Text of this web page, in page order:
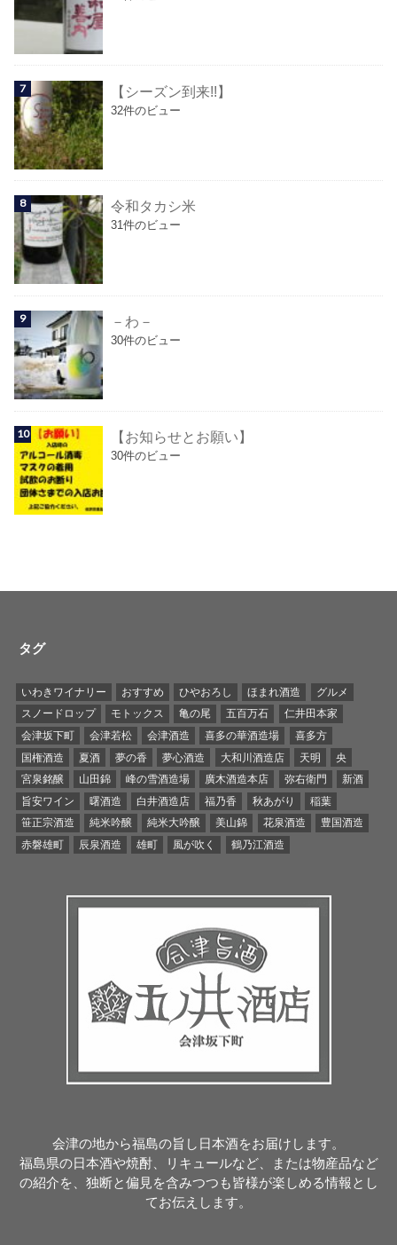
【シーズン到来!!】
32件のビュー
令和タカシ米
31件のビュー
－わ－
30件のビュー
【お知らせとお願い】
30件のビュー
タグ
いわきワイナリー おすすめ ひやおろし ほまれ酒造
グルメ
スノードロップ
モトックス 亀の尾 五百万石
仁井田本家
会津坂下町
会津若松 会津酒造 喜多の華酒造場
喜多方
国権酒造
夏酒 夢の香 夢心酒造 大和川酒造店 天明
央
宮泉銘醸
山田錦 峰の雪酒造場 廣木酒造本店 弥右衛門
新酒
旨安ワイン
曙酒造 白井酒造店 福乃香 秋あがり
稲葉
笹正宗酒造
純米吟醸 純米大吟醸 美山錦 花泉酒造
豊国酒造
赤磐雄町
辰泉酒造 雄町 風が吹く 鶴乃江酒造
会津の地から福島の旨し日本酒をお届けします。
福島県の日本酒や焼酎、リキュールなど、または物産品など
の紹介を、独断と偏見を含みつつも皆様が楽しめる情報とし
てお伝えします。